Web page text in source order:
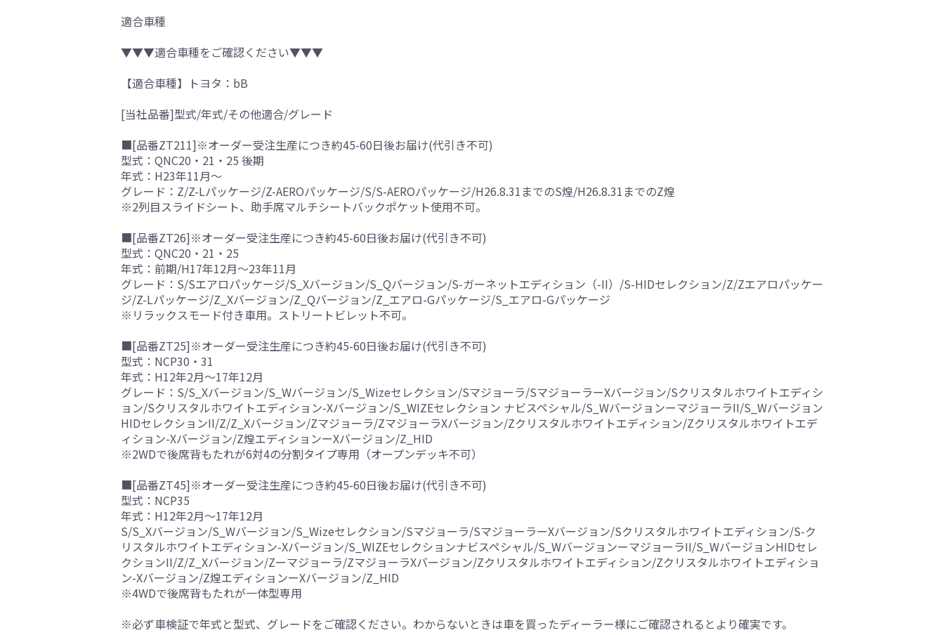
適合車種
▼▼▼適合車種をご確認ください▼▼▼
【適合車種】トヨタ：bB
[当社品番]型式/年式/その他適合/グレード
■[品番ZT211]※オーダー受注生産につき約45-60日後お届け(代引き不可)
型式：QNC20・21・25 後期
年式：H23年11月～
グレード：Z/Z-Lパッケージ/Z-AEROパッケージ/S/S-AEROパッケージ/H26.8.31までのS煌/H26.8.31までのZ煌
※2列目スライドシート、助手席マルチシートバックポケット使用不可。
■[品番ZT26]※オーダー受注生産につき約45-60日後お届け(代引き不可)
型式：QNC20・21・25
年式：前期/H17年12月～23年11月
グレード：S/Sエアロパッケージ/S_Xバージョン/S_Qバージョン/S-ガーネットエディション（-II）/S-HIDセレクション/Z/Zエアロパッケー
ジ/Z-Lパッケージ/Z_Xバージョン/Z_Qバージョン/Z_エアロ-Gパッケージ/S_エアロ-Gパッケージ
※リラックスモード付き車用。ストリートビレット不可。
■[品番ZT25]※オーダー受注生産につき約45-60日後お届け(代引き不可)
型式：NCP30・31
年式：H12年2月～17年12月
グレード：S/S_Xバージョン/S_Wバージョン/S_Wizeセレクション/Sマジョーラ/SマジョーラーXバージョン/Sクリスタルホワイトエディシ
ョン/Sクリスタルホワイトエディション-Xバージョン/S_WIZEセレクション ナビスペシャル/S_WバージョンーマジョーラII/S_Wバージョン
HIDセレクションII/Z/Z_Xバージョン/Zマジョーラ/ZマジョーラXバージョン/Zクリスタルホワイトエディション/Zクリスタルホワイトエデ
ィション-Xバージョン/Z煌エディションーXバージョン/Z_HID
※2WDで後席背もたれが6対4の分割タイプ専用（オープンデッキ不可）
■[品番ZT45]※オーダー受注生産につき約45-60日後お届け(代引き不可)
型式：NCP35
年式：H12年2月～17年12月
S/S_Xバージョン/S_Wバージョン/S_Wizeセレクション/Sマジョーラ/SマジョーラーXバージョン/Sクリスタルホワイトエディション/S-ク
リスタルホワイトエディション-Xバージョン/S_WIZEセレクションナビスペシャル/S_WバージョンーマジョーラII/S_WバージョンHIDセレ
クションII/Z/Z_Xバージョン/Zーマジョーラ/ZマジョーラXバージョン/Zクリスタルホワイトエディション/Zクリスタルホワイトエディショ
ン-Xバージョン/Z煌エディションーXバージョン/Z_HID
※4WDで後席背もたれが一体型専用
※必ず車検証で年式と型式、グレードをご確認ください。わからないときは車を買ったディーラー様にご確認されるとより確実です。